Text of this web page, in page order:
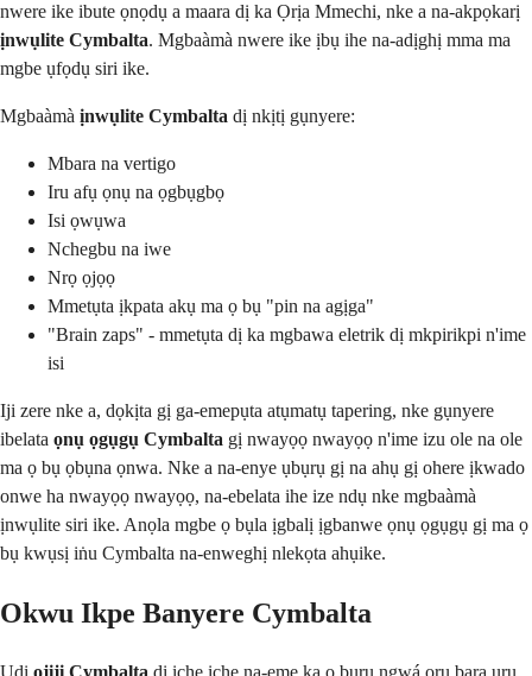
nwere ike ibute ọnọdụ a maara dị ka Ọrịa Mmechi, nke a na-akpọkarị
ịnwụlite Cymbalta. Mgbaàmà nwere ike ịbụ ihe na-adịghị mma ma
mgbe ụfọdụ siri ike.
Mgbaàmà ịnwụlite Cymbalta dị nkịtị gụnyere:
Mbara na vertigo
Iru afụ ọnụ na ọgbụgbọ
Isi ọwụwa
Nchegbu na iwe
Nrọ ọjọọ
Mmetụta ịkpata akụ ma ọ bụ "pin na agịga"
"Brain zaps" - mmetụta dị ka mgbawa eletrik dị mkpirikpi n'ime
isi
Iji zere nke a, dọkịta gị ga-emepụta atụmatụ tapering, nke gụnyere
ibelata ọnụ ọgụgụ Cymbalta gị nwayọọ nwayọọ n'ime izu ole na ole
ma ọ bụ ọbụna ọnwa. Nke a na-enye ụbụrụ gị na ahụ gị ohere ịkwado
onwe ha nwayọọ nwayọọ, na-ebelata ihe ize ndụ nke mgbaàmà
ịnwụlite siri ike. Anọla mgbe ọ bụla ịgbalị ịgbanwe ọnụ ọgụgụ gị ma ọ
bụ kwụsị iṅu Cymbalta na-enweghị nlekọta ahụike.
Okwu Ikpe Banyere Cymbalta